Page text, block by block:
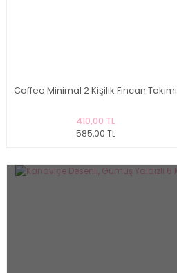
Coffee Minimal 2 Kişilik Fincan Takımı
410,00 TL
585,00 TL